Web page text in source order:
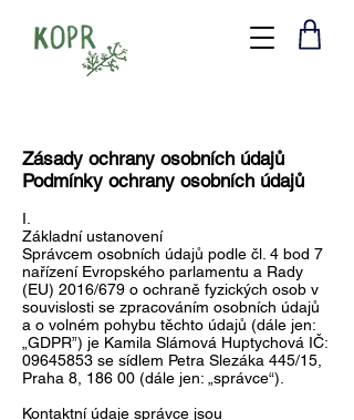
Zásady ochrany osobních údajů
Podmínky ochrany osobních údajů
I.
Základní ustanovení
Správcem osobních údajů podle čl. 4 bod 7
nařízení Evropského parlamentu a Rady
(EU) 2016/679 o ochraně fyzických osob v
souvislosti se zpracováním osobních údajů
a o volném pohybu těchto údajů (dále jen:
„GDPR”) je Kamila Slámová Huptychová IČ:
09645853 se sídlem Petra Slezáka 445/15,
Praha 8, 186 00 (dále jen: „správce“).
Kontaktní údaje správce jsou